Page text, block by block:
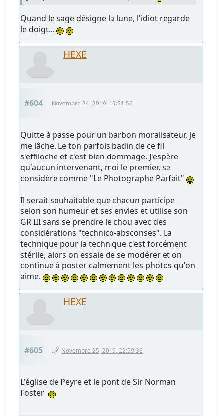
Quand le sage désigne la lune, l'idiot regarde
le doigt...
HEXE
#604 Novembre 24, 2019, 19:51:56
Quitte à passe pour un barbon moralisateur, je
me lâche. Le ton parfois badin de ce fil
s'effiloche et c'est bien dommage. J'espère
qu'aucun intervenant, moi le premier, se
considère comme "Le Photographe Parfait"
Il serait souhaitable que chacun participe
selon son humeur et ses envies et utilise son
GR III sans se prendre le chou avec des
considérations "technico-absconses". La
technique pour la technique c'est forcément
stérile, alors on essaie de se modérer et on
continue à poster calmement les photos qu'on
aime.
HEXE
#605 Novembre 25, 2019, 22:59:36
L'église de Peyre et le pont de Sir Norman
Foster